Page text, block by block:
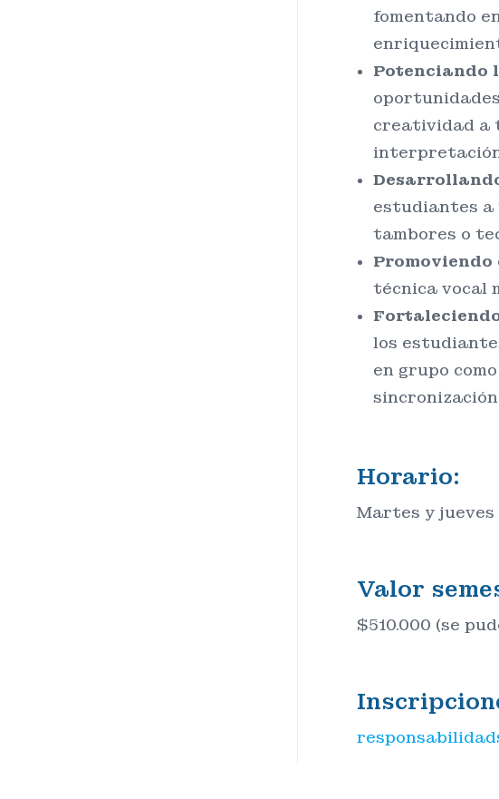
fomentando
Potenciando
creatividad a
estudiantes a
tambores o
técnica vocal
los
en grupo
Horario:
Martes y jueves
Valor
$510.000 (se